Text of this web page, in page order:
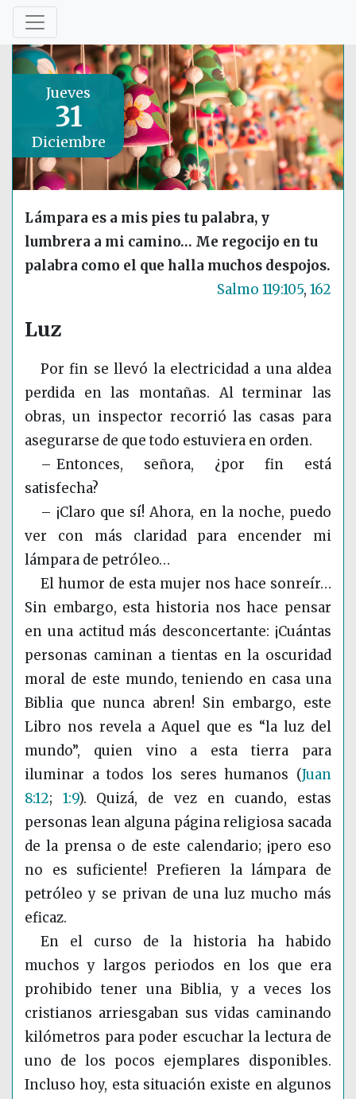
Jueves
31
Diciembre
Lámpara es a mis pies tu palabra, y
lumbrera a mi camino… Me regocijo en tu
palabra como el que halla muchos despojos.
Salmo 119:105, 162
Luz
Por fin se llevó la electricidad a una aldea
perdida en las montañas. Al terminar las
obras, un inspector recorrió las casas para
asegurarse de que todo estuviera en orden.
– Entonces, señora, ¿por fin está
satisfecha?
– ¡Claro que sí! Ahora, en la noche, puedo
ver con más claridad para encender mi
lámpara de petróleo…
El humor de esta mujer nos hace sonreír…
Sin embargo, esta historia nos hace pensar
en una actitud más desconcertante: ¡Cuántas
personas caminan a tientas en la oscuridad
moral de este mundo, teniendo en casa una
Biblia que nunca abren! Sin embargo, este
Libro nos revela a Aquel que es “la luz del
mundo”, quien vino a esta tierra para
iluminar a todos los seres humanos (Juan
8:12; 1:9). Quizá, de vez en cuando, estas
personas lean alguna página religiosa sacada
de la prensa o de este calendario; ¡pero eso
no es suficiente! Prefieren la lámpara de
petróleo y se privan de una luz mucho más
eficaz.
En el curso de la historia ha habido
muchos y largos periodos en los que era
prohibido tener una Biblia, y a veces los
cristianos arriesgaban sus vidas caminando
kilómetros para poder escuchar la lectura de
uno de los pocos ejemplares disponibles.
Incluso hoy, esta situación existe en algunos